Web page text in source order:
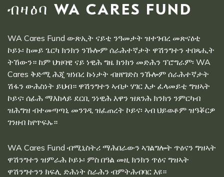
ብዛዕባ WA CARES FUND
WA Cares Fund ውጽኢት ናይቲ ንዓመታት ዝተገብረ መጽናዕቲ
ኮይኑ፡ ከመይ ጌርካ ክንክን ንኹሎም ሰራሕተኛታት ዋሽንግተን ተበጻሒት
ትኸውን። ከም ህዝባዊ ናይ ነዊሕ ግዜ ክንክን መድሕን ፕሮግራም፡ WA
Cares ቅድሚ ሕጂ ዝነበረ ኩነታት ብዘየገድስ ንኹሎም ሰራሕተኛታት
ሽፋን ውሕስነት ይህብ። ዋሽንግተን ኣብታ ሃገር እታ ፈላመይቲ ግዝኣት
ኮይና፡ ሰፊሕ ማእከላይ ደርቢ ንነዊሕ እዋን ዝጸንሕ ክንክን ንምርካብ
ዝሕግዝ ብተመጣጣኒ መንገዲ ዝፈጠረት ኮይና፡ ኣብ ህይወቶም ዝዓቖርዎ
ገንዘብ ከየጥፍኡ።
WA Cares Fund ብሚኒስትሪ ማሕበራውን ኣገልግሎት ጥዕናን ግዝኣት
ዋሽንግተን ዝምራሕ ኮይኑ፡ ምስ በዓል መዚ ክንክን ጥዕና ግዝኣት
ዋሽንግተንን ክፍሊ ድሕነት ስራሕን ብምትሕብባር እዩ።